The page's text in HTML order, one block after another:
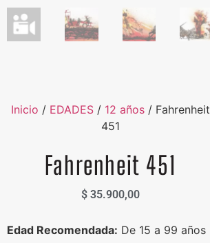
Inicio / EDADES/ 12 años/ Fahrenheit
451
Fahrenheit 451
$35.900,00
Edad Recomendada: De 15 a 99 años